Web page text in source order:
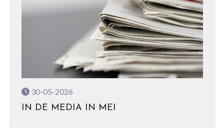
30-05-2026
IN DE MEDIA IN MEI